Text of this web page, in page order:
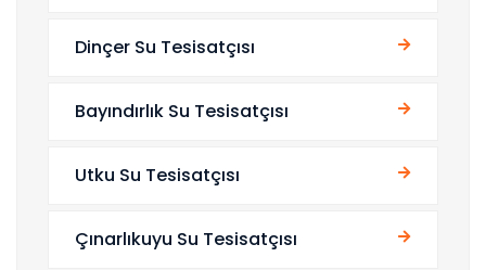
Dinçer Su Tesisatçısı
Bayındırlık Su Tesisatçısı
Utku Su Tesisatçısı
Çınarlıkuyu Su Tesisatçısı